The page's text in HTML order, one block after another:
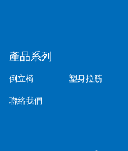
產品系列
倒立椅 塑身拉筋
聯絡我們